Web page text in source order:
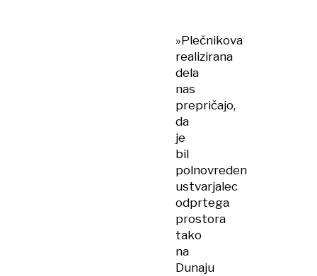
»Plečnikova
realizirana
dela
nas
prepričajo,
da
je
bil
polnovreden
ustvarjalec
odprtega
prostora
tako
na
Dunaju